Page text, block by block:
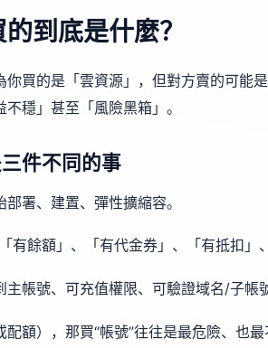
到底是什麼？
買的是「雲資源」，但對方賣的可能
穩」甚至「風險黑箱」。
件不同的事
部署、建置、彈性擴縮容。
有餘額」、「有代金券」、「有抵扣」
主帳號、可充值權限、可驗證域名/子帳
額），那買“帳號”往往是最危險、也